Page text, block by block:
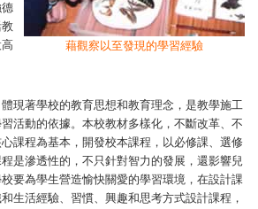
藉觀察以至發現的學習經驗
現著學校的教育思想和教育理念，是教學施工
活動的依據。本校教材多樣化，不斷改革、不
課程為基本，開發校本課程，以必修課、選修
是滲透性的，不只針對智力的發展，還影響兒
要為學生營造愉快關愛的學習環境，在設計課
生活經驗、習慣、興趣和思考方式設計課程，